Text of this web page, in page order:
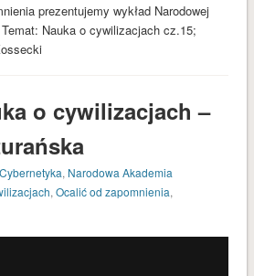
prezentujemy wykład Narodowej
Nauka o cywilizacjach cz.15;
o cywilizacjach –
Cybernetyka, Narodowa Akademia
, Ocalić od zapomnienia,